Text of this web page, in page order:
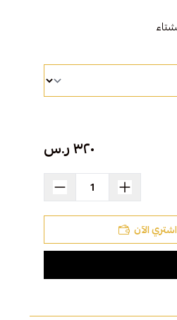
٣٢٠ ر.س
اشتري الآن